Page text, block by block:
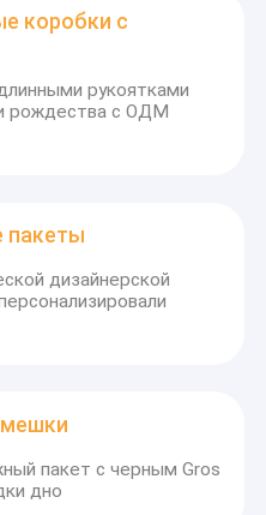
коробки с
рукоятками
рождества с ОДМ
пакеты
дизайнерской
пакет с черным Gros
дно